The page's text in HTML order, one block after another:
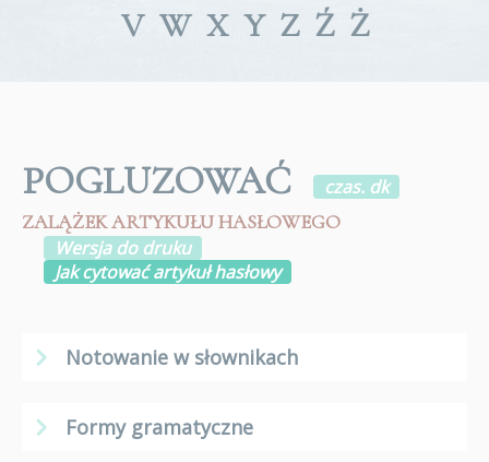
V W X Y Z Ź Ż
POGLUZOWAĆ
czas. dk
ZALĄŻEK ARTYKUŁU HASŁOWEGO
Wersja do druku
Jak cytować artykuł hasłowy
Notowanie w słownikach
Formy gramatyczne